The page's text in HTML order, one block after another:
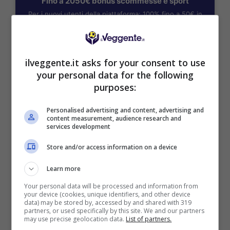
Per i nuovi utenti della piattaforma: 100% fino a 50€ in
Sport
VERIFICA
Mostra Informazioni
PlanetWin365
BONUS PLANETWIN365: FINO A 2050€
Planetwin365: 2050€ per sport e scommesse
Iscrivendoti a PlanetWin365 ricevi: 100% fino a 2000€
in Bonus Scommesse + 100% fino a 50€ in Bonus
Sport
ilveggente.it asks for your consent to use
your personal data for the following
purposes:
Personalised advertising and content, advertising and
content measurement, audience research and
services development
Store and/or access information on a device
Learn more
Your personal data will be processed and information from
your device (cookies, unique identifiers, and other device
data) may be stored by, accessed by and shared with 319
partners, or used specifically by this site. We and our partners
may use precise geolocation data. List of partners.